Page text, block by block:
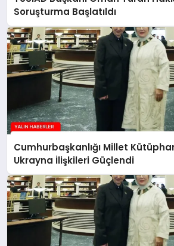
Soruşturma Başlatıldı
Cumhurbaşkanlığı Millet
Ukrayna İlişkileri Güçlendi